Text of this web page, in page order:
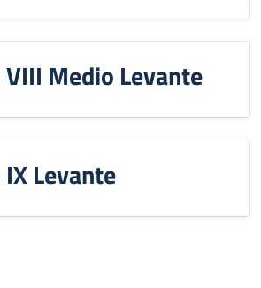
Medio Levante
Levante